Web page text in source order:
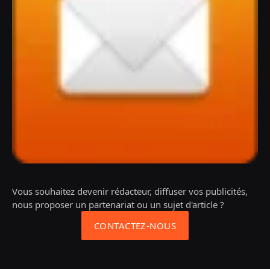
Vous souhaitez devenir rédacteur, diffuser vos publicités,
nous proposer un partenariat ou un sujet d'article ?
CONTACTEZ-NOUS